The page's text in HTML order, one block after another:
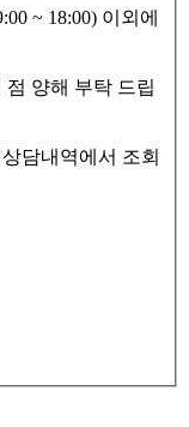
~ 18:00) 이외에
양해 부탁 드립
담내역에서 조회